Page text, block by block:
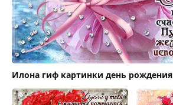
Илона гиф картинки день рождения